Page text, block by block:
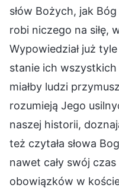
słów Bożych, jak
robi niczego na siłę,
Wypowiedział już
stanie ich
miałby ludzi
rozumieją Jego
naszej historii,
też czytała słowa
nawet cały swój czas
obowiązków w